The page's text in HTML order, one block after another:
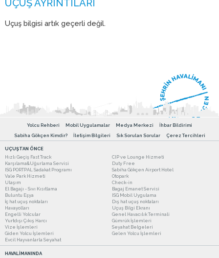
Uçuş bilgisi artık geçerli değil.
Yolcu Rehberi Mobil Uygulamalar Medya Merkezi
İhbar Bildirimi
Sabiha Gökçen Kimdir?
İletişim Bilgileri Sık Sorulan Sorular Çerez Tercihleri
UÇUŞTAN ÖNCE
Hızlı Geçiş Fast Track
CIP ve Lounge Hizmeti
Karşılama&Uğurlama Servisi
Duty Free
ISG PORTPAL Sadakat Programı
Sabiha Gökçen Airport Hotel
Vale Park Hizmeti
Otopark
Ulaşım
Check-in
El Bagajı - Sıvı Kısıtlama
Bagaj Emanet Servisi
Buluntu Eşya
ISG Mobil Uygulama
İç hat uçuş noktaları
Dış hat uçuş noktaları
Havayolları
Uçuş Bilgi Ekranı
Engelli Yolcular
Genel Havacılık Terminali
Yurtdışı Çıkış Harcı
Gümrük İşlemleri
Vize İşlemleri
Seyahat Belgeleri
Giden Yolcu İşlemleri
Gelen Yolcu İşlemleri
Evcil Hayvanlarla Seyahat
HAVALİMANINDA